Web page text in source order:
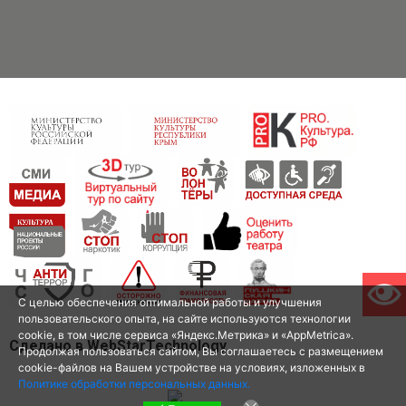
Сделано в WebStarTechnology
С целью обеспечения оптимальной работы и улучшения
пользовательского опыта, на сайте используются технологии
cookie, в том числе сервиса «Яндекс.Метрика» и «AppMetrica».
Продолжая пользоваться сайтом, Вы соглашаетесь с размещением
cookie-файлов на Вашем устройстве на условиях, изложенных в
Политике обработки персональных данных.